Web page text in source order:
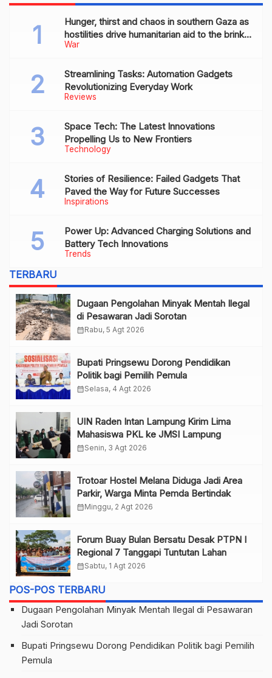
War
Hunger, thirst and chaos in southern Gaza as
hostilities drive humanitarian aid to the brink
of collapse
Reviews
Streamlining Tasks: Automation Gadgets
Revolutionizing Everyday Work
Technology
Space Tech: The Latest Innovations
Propelling Us to New Frontiers
Inspirations
Stories of Resilience: Failed Gadgets That
Paved the Way for Future Successes
Trends
Power Up: Advanced Charging Solutions and
Battery Tech Innovations
TERBARU
Dugaan Pengolahan Minyak Mentah Ilegal
di Pesawaran Jadi Sorotan
calendar_monthRabu, 5 Agt 2026
Bupati Pringsewu Dorong Pendidikan
Politik bagi Pemilih Pemula
calendar_monthSelasa, 4 Agt 2026
UIN Raden Intan Lampung Kirim Lima
Mahasiswa PKL ke JMSI Lampung
calendar_monthSenin, 3 Agt 2026
Trotoar Hostel Melana Diduga Jadi Area
Parkir, Warga Minta Pemda Bertindak
calendar_monthMinggu, 2 Agt 2026
Forum Buay Bulan Bersatu Desak PTPN I
Regional 7 Tanggapi Tuntutan Lahan
calendar_monthSabtu, 1 Agt 2026
POS-POS TERBARU
Dugaan Pengolahan Minyak Mentah Ilegal di Pesawaran
Jadi Sorotan
Bupati Pringsewu Dorong Pendidikan Politik bagi Pemilih
Pemula